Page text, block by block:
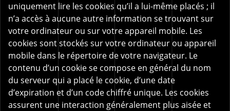
uniquement lire les cookies qu’il a lui-même placés ; il
n’a accès à aucune autre information se trouvant sur
votre ordinateur ou sur votre appareil mobile. Les
cookies sont stockés sur votre ordinateur ou appareil
mobile dans le répertoire de votre navigateur. Le
contenu d’un cookie se compose en général du nom
du serveur qui a placé le cookie, d’une date
d’expiration et d’un code chiffré unique. Les cookies
assurent une interaction généralement plus aisée et